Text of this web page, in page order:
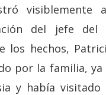
visiblemente
del jefe del
los hechos,
por la familia, ya
y había visitado